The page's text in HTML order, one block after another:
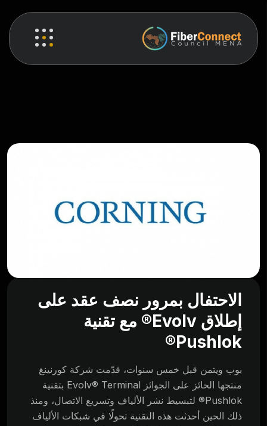
الاحتفال بمرور نصف عقد على
إطلاق Evolv® مع تقنية
Pushlok®
بوب ويتمن قبل خمس سنوات، قدّمت شركة كورنينغ
منتجها الحائز على الجوائز Evolv® Terminal بتقنية
Pushlok® لتبسيط نشر الألياف وتسريع الاتصال، ومنذ
ذلك الحين أحدثت هذه التقنية تحولًا في شبكات الألياف